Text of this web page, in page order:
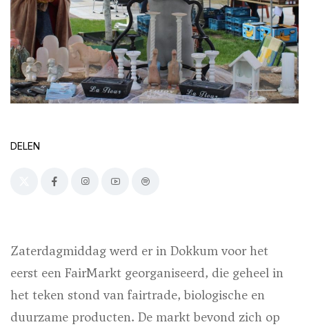
DELEN
Zaterdagmiddag werd er in Dokkum voor het
eerst een FairMarkt georganiseerd, die geheel in
het teken stond van fairtrade, biologische en
duurzame producten. De markt bevond zich op